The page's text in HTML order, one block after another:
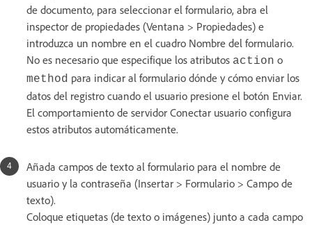
de documento, para seleccionar el formulario, abra el
inspector de propiedades (Ventana > Propiedades) e
introduzca un nombre en el cuadro Nombre del formulario.
No es necesario que especifique los atributos action o
method para indicar al formulario dónde y cómo enviar los
datos del registro cuando el usuario presione el botón Enviar.
El comportamiento de servidor Conectar usuario configura
estos atributos automáticamente.
Añada campos de texto al formulario para el nombre de
usuario y la contraseña (Insertar > Formulario > Campo de
texto).
Coloque etiquetas (de texto o imágenes) junto a cada campo